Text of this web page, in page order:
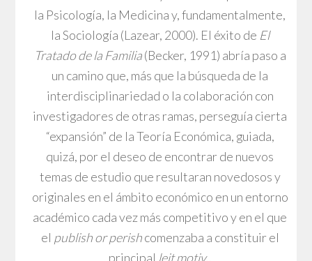
la Psicología, la Medicina y, fundamentalmente,
la Sociología (Lazear, 2000). El éxito de El
Tratado de la Familia(Becker, 1991) abría paso a
un camino que, más que la búsqueda de la
interdisciplinariedad o la colaboración con
investigadores de otras ramas, perseguía cierta
“expansión” de la Teoría Económica, guiada,
quizá, por el deseo de encontrar de nuevos
temas de estudio que resultaran novedosos y
originales en el ámbito económico en un entorno
académico cada vez más competitivo y en el que
el publish or perishcomenzaba a constituir el
principal leit motiv..